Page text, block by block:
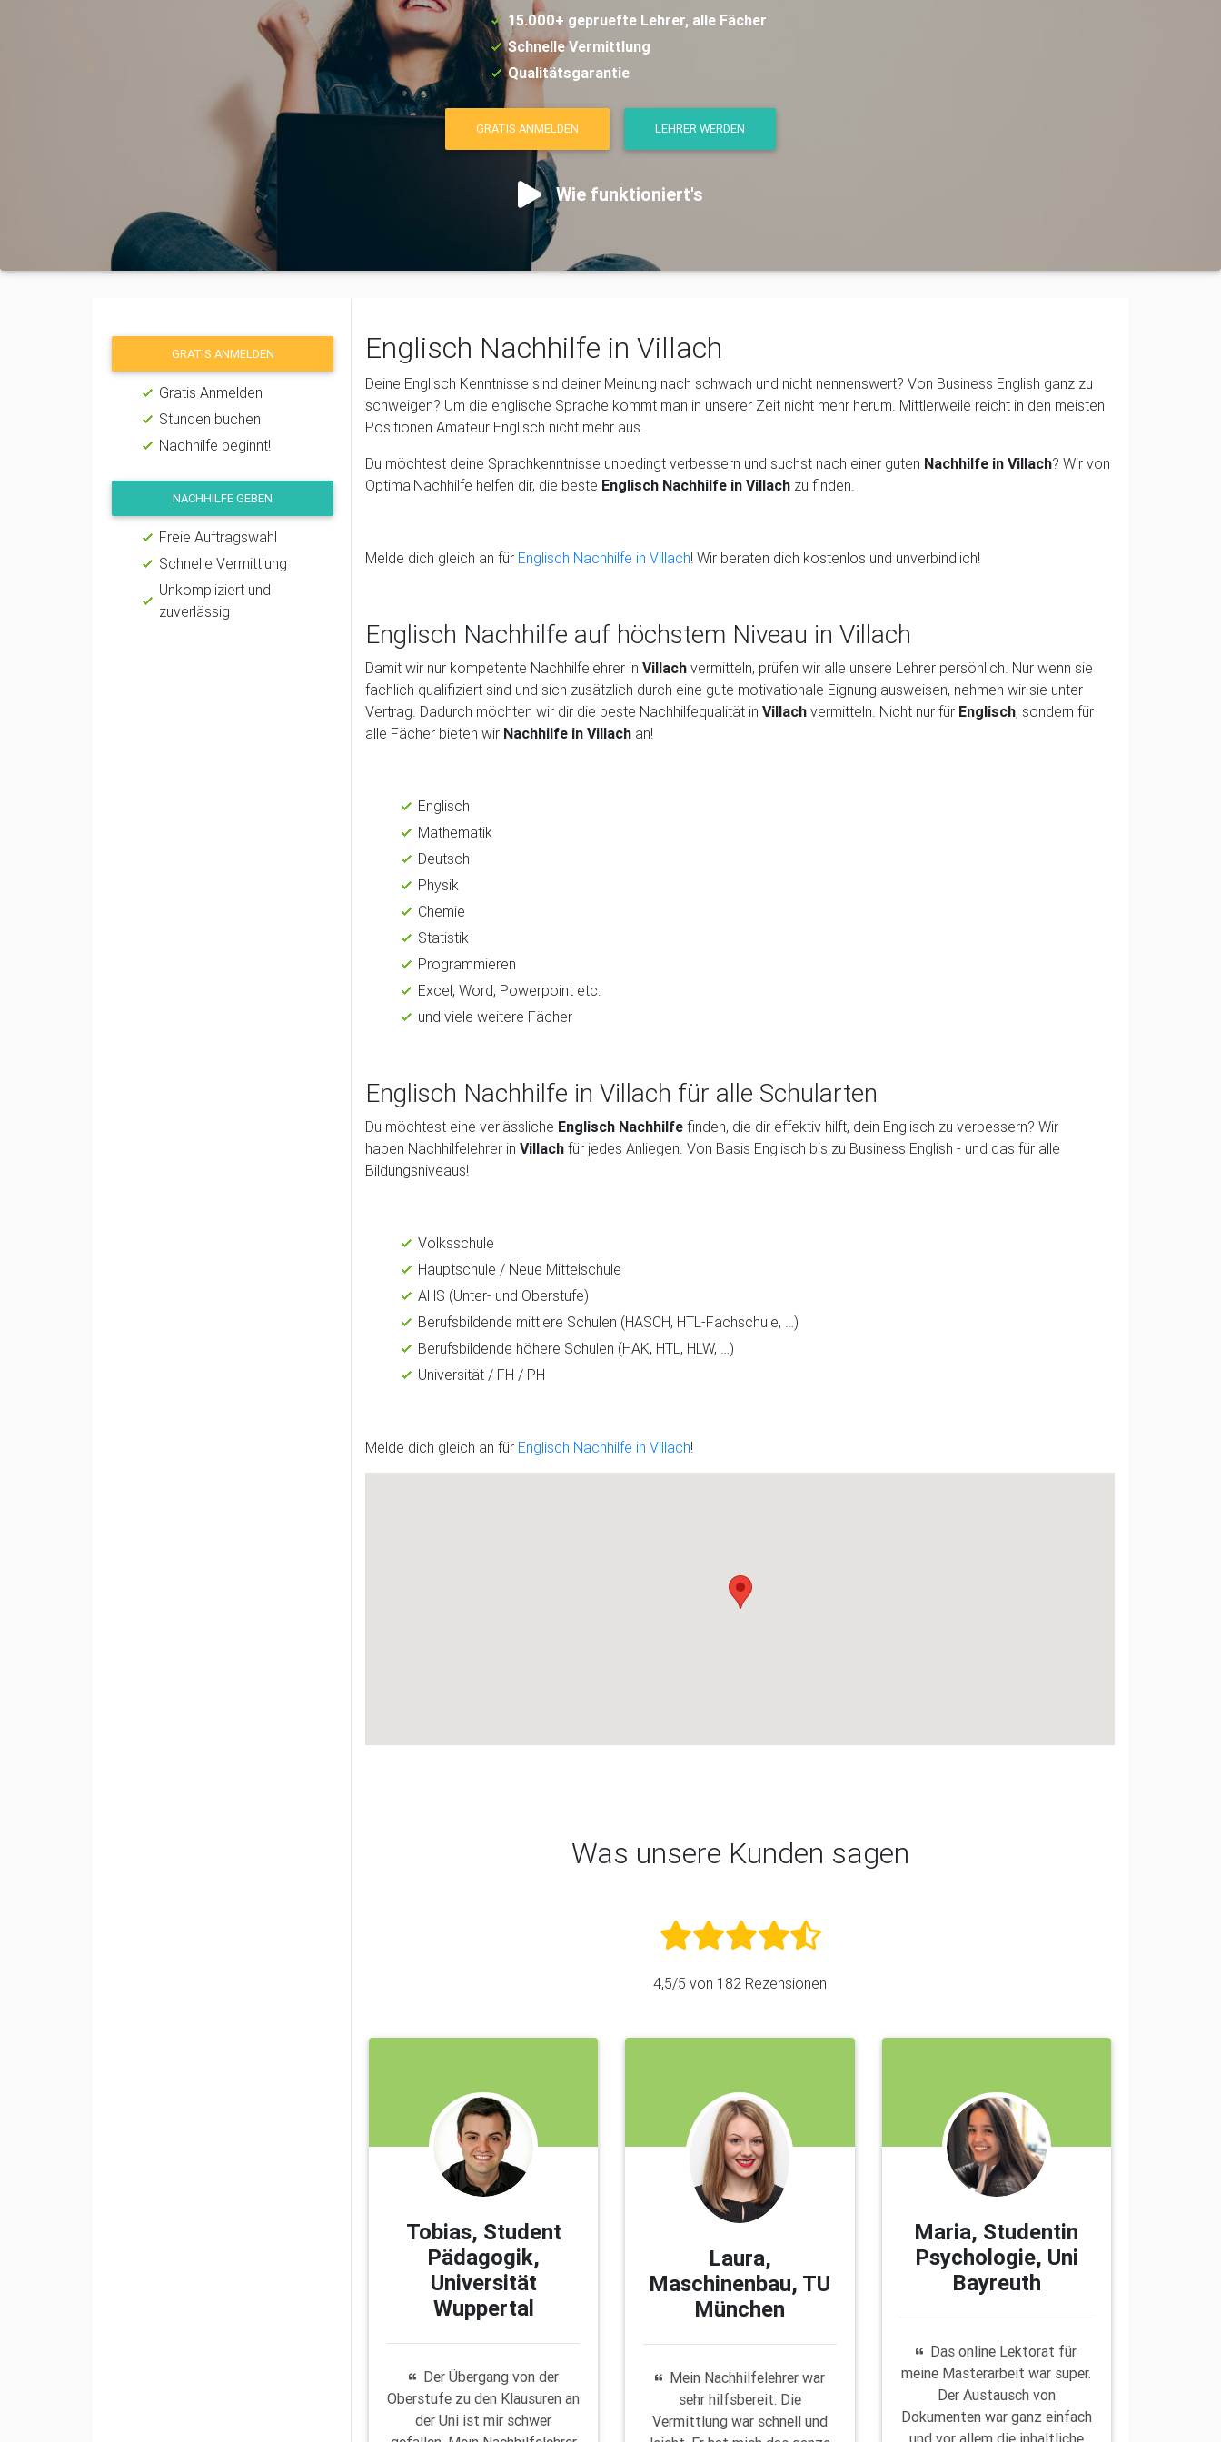
15.000+ gepruefte Lehrer, alle Fächer
Schnelle Vermittlung
Qualitätsgarantie
GRATIS ANMELDEN LEHRER WERDEN
Wie funktioniert's
GRATIS ANMELDEN
Gratis Anmelden
Stunden buchen
Nachhilfe beginnt!
NACHHILFE GEBEN
Freie Auftragswahl
Schnelle Vermittlung
Unkompliziert und
zuverlässig
Englisch Nachhilfe in Villach
Deine Englisch Kenntnisse sind deiner Meinung nach schwach und nicht nennenswert? Von Business English ganz zu
schweigen? Um die englische Sprache kommt man in unserer Zeit nicht mehr herum. Mittlerweile reicht in den meisten
Positionen Amateur Englisch nicht mehr aus.
Du möchtest deine Sprachkenntnisse unbedingt verbessern und suchst nach einer guten Nachhilfe in Villach? Wir von
OptimalNachhilfe helfen dir, die beste Englisch Nachhilfe in Villach zu finden.
Melde dich gleich an für Englisch Nachhilfe in Villach! Wir beraten dich kostenlos und unverbindlich!
Englisch Nachhilfe auf höchstem Niveau in Villach
Damit wir nur kompetente Nachhilfelehrer in Villach vermitteln, prüfen wir alle unsere Lehrer persönlich. Nur wenn sie
fachlich qualifiziert sind und sich zusätzlich durch eine gute motivationale Eignung ausweisen, nehmen wir sie unter
Vertrag. Dadurch möchten wir dir die beste Nachhilfequalität in Villach vermitteln. Nicht nur für Englisch, sondern für
alle Fächer bieten wir Nachhilfe in Villach an!
Englisch
Mathematik
Deutsch
Physik
Chemie
Statistik
Programmieren
Excel, Word, Powerpoint etc.
und viele weitere Fächer
Englisch Nachhilfe in Villach für alle Schularten
Du möchtest eine verlässliche Englisch Nachhilfe finden, die dir effektiv hilft, dein Englisch zu verbessern? Wir
haben Nachhilfelehrer in Villach für jedes Anliegen. Von Basis Englisch bis zu Business English - und das für alle
Bildungsniveaus!
Volksschule
Hauptschule / Neue Mittelschule
AHS (Unter- und Oberstufe)
Berufsbildende mittlere Schulen (HASCH, HTL-Fachschule, …)
Berufsbildende höhere Schulen (HAK, HTL, HLW, …)
Universität / FH / PH
Melde dich gleich an für Englisch Nachhilfe in Villach!
Was unsere Kunden sagen
4,5/5 von 182 Rezensionen
Tobias, Student
Pädagogik,
Universität
Wuppertal
Der Übergang von der
Oberstufe zu den Klausuren an
der Uni ist mir schwer
Laura,
Maschinenbau, TU
München
Mein Nachhilfelehrer war
sehr hilfsbereit. Die
Vermittlung war schnell und
Maria, Studentin
Psychologie, Uni
Bayreuth
Das online Lektorat für
meine Masterarbeit war super.
Der Austausch von
Dokumenten war ganz einfach
und vor allem die inhaltliche